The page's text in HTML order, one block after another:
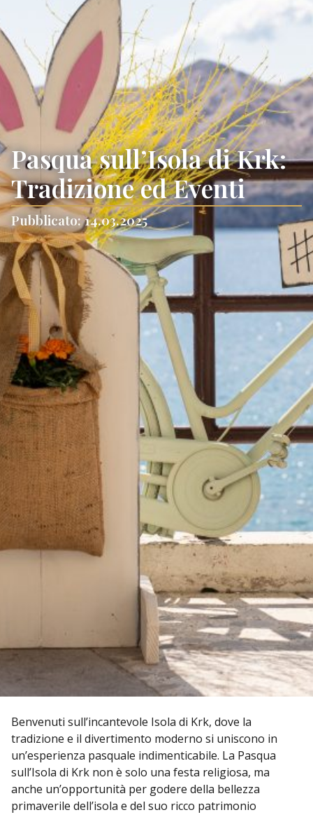
Pasqua sull’Isola di Krk:
Tradizione ed Eventi
Pubblicato: 14.03.2025
Benvenuti sull’incantevole Isola di Krk, dove la
tradizione e il divertimento moderno si uniscono in
un’esperienza pasquale indimenticabile. La Pasqua
sull’Isola di Krk non è solo una festa religiosa, ma
anche un’opportunità per godere della bellezza
primaverile dell’isola e del suo ricco patrimonio